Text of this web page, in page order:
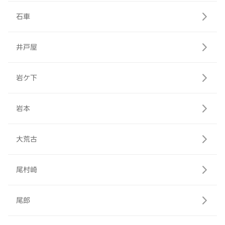
石車
井戸屋
岩ケ下
岩本
大荒古
尾村崎
尾郎